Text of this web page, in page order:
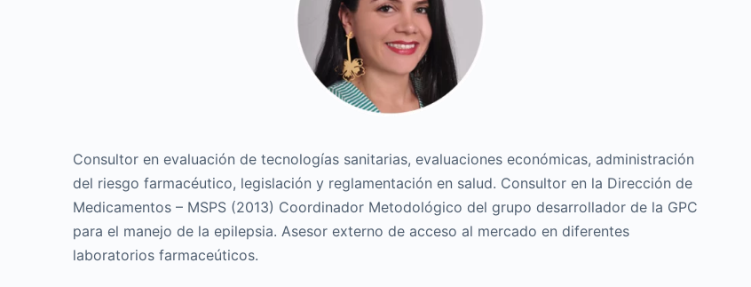
Consultor en evaluación de tecnologías sanitarias, evaluaciones económicas, administración
del riesgo farmacéutico, legislación y reglamentación en salud. Consultor en la Dirección de
Medicamentos – MSPS (2013) Coordinador Metodológico del grupo desarrollador de la GPC
para el manejo de la epilepsia. Asesor externo de acceso al mercado en diferentes
laboratorios farmaceúticos.